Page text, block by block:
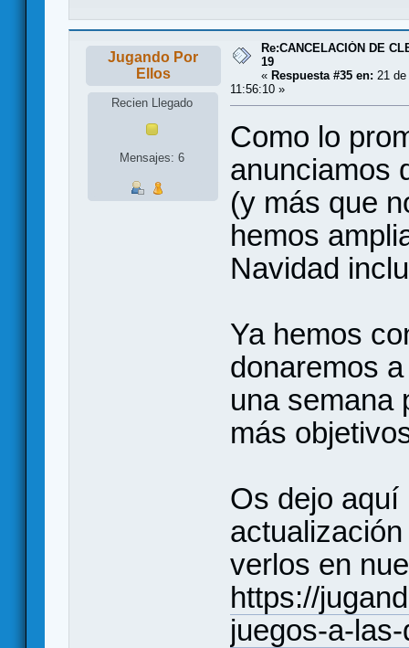
Jugando Por
Ellos
Recien Llegado
Mensajes: 6
Re:CANCELACIÓN DE
19
« Respuesta #35 en: 21
11:56:10 »
Como lo
anunciamos
(y más que
hemos
Navidad
Ya hemos
donaremos
una semana
más
Os dejo aquí
verlos en
https://
juegos-a-